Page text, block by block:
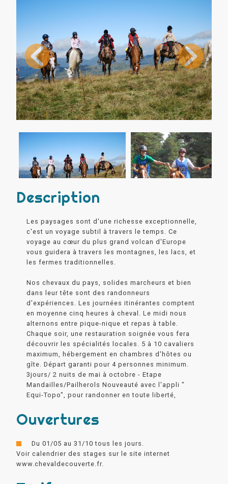
Description
Les paysages sont d'une richesse exceptionnelle,
c'est un voyage subtil à travers le temps. Ce
voyage au cœur du plus grand volcan d'Europe
vous guidera à travers les montagnes, les lacs, et
les fermes traditionnelles.
Nos chevaux du pays, solides marcheurs et bien
dans leur tête sont des randonneurs
d'expériences. Les journées itinérantes comptent
en moyenne cinq heures à cheval. Le midi nous
alternons entre pique-nique et repas à table.
Chaque soir, une restauration soignée vous fera
découvrir les spécialités locales. 5 à 10 cavaliers
maximum, hébergement en chambres d'hôtes ou
gîte. Départ garanti pour 4 personnes minimum.
3jours/ 2 nuits de mai à octobre - Etape
Mandailles/Pailherols Nouveauté avec l'appli "
Equi-Topo", pour randonner en toute liberté,
Ouvertures
Du 01/05 au 31/10 tous les jours.
Voir calendrier des stages sur le site internet
www.chevaldecouverte.fr.